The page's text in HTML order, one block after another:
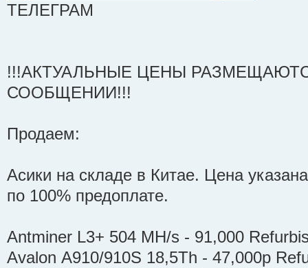
ТЕЛЕГРАМ
!!!АКТУАЛЬНЫЕ ЦЕНЫ
СООБЩЕНИИ!!!
Продаем:
Асики на складе в Китае. Цена
по 100% предоплате.
Antminer L3+ 504 MH/s - 91,000
Avalon А910/910S 18,5Th - 47,000р